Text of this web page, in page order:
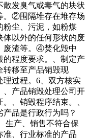
散发臭气或毒气的块状
。②围隔堆存在堆存场
粉尘、污泥，如粉煤
以外的任何形状的废
废渣等。④焚化毁中
的程度要求。、制定产
转移至产品销毁现
理过程。6、双方核实
、产品销毁处理公司开
、销毁程序结束。、
品是行政行为吗？
生产、销售不符合保
准、行业标准的产品